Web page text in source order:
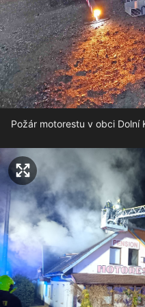
Požár motorestu v obci Dolní